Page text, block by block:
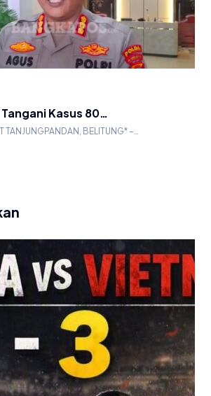
Kasus 80…
TANJUNGPANDAN, BELITUNG* –…